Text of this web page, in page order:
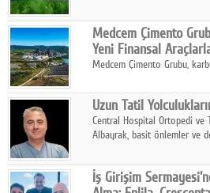
sahipliğinde
Medcem Çimento
Yeni Finansal
Medcem Çimento Grubu,
Uzun Tatil
Central Hospital Ortopedi ve
Albayrak, basit önlemler ve
İş Girişim